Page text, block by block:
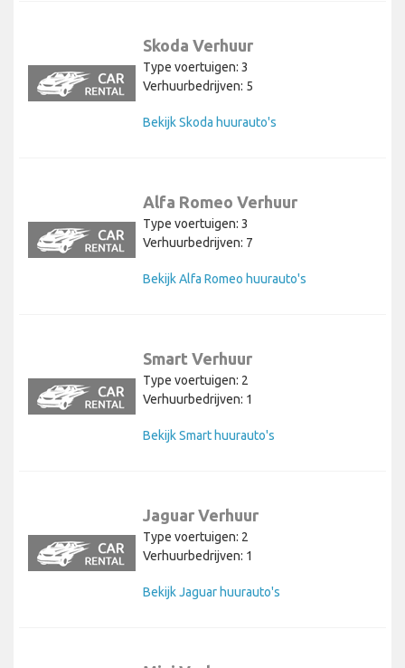
Skoda Verhuur
Type voertuigen: 3
Verhuurbedrijven: 5
Bekijk Skoda huurauto's
Alfa Romeo Verhuur
Type voertuigen: 3
Verhuurbedrijven: 7
Bekijk Alfa Romeo huurauto's
Smart Verhuur
Type voertuigen: 2
Verhuurbedrijven: 1
Bekijk Smart huurauto's
Jaguar Verhuur
Type voertuigen: 2
Verhuurbedrijven: 1
Bekijk Jaguar huurauto's